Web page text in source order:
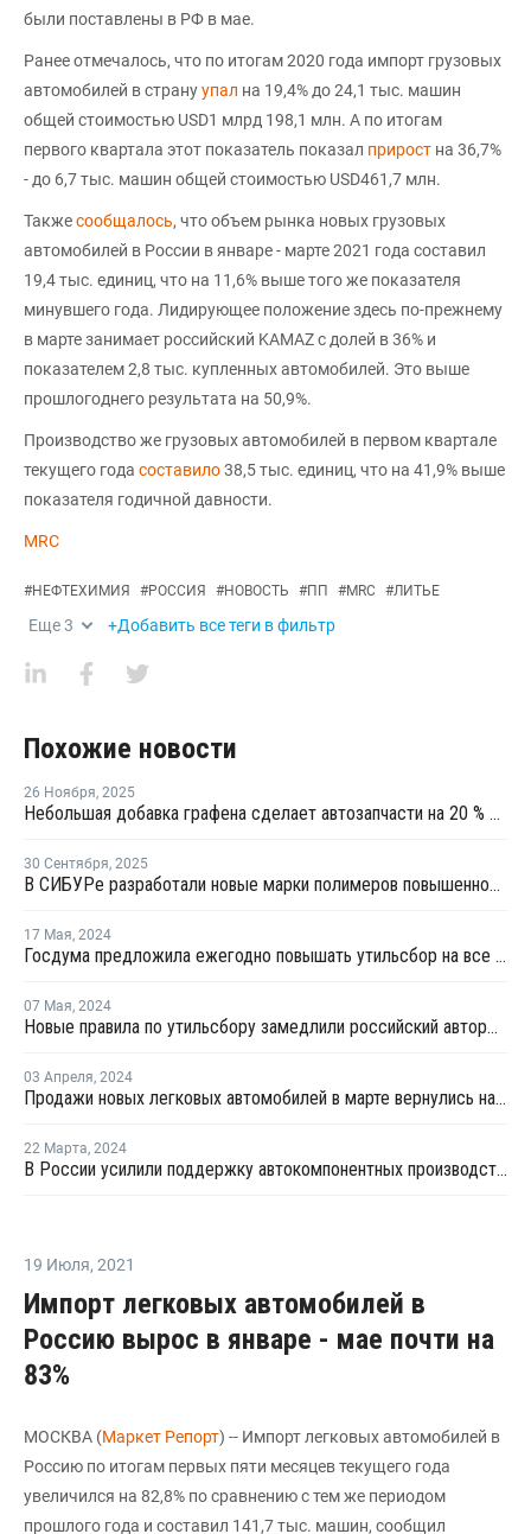
были поставлены в РФ в мае.
Ранее отмечалось, что по итогам 2020 года импорт грузовых
автомобилей в странуупал на 19,4% до 24,1 тыс. машин
общей стоимостью USD1 млрд 198,1 млн. А по итогам
первого квартала этот показатель показал прирост на 36,7%
- до 6,7 тыс. машин общей стоимостью USD461,7 млн.
Такжесообщалось, что объем рынка новых грузовых
автомобилей в России в январе - марте 2021 года составил
19,4 тыс. единиц, что на 11,6% выше того же показателя
минувшего года. Лидирующее положение здесь по-прежнему
в марте занимает российский KAMAZ с долей в 36% и
показателем 2,8 тыс. купленных автомобилей. Это выше
прошлогоднего результата на 50,9%.
Производство же грузовых автомобилей в первом квартале
текущего года составило38,5 тыс. единиц, что на 41,9% выше
показателя годичной давности.
MRC
#НЕФТЕХИМИЯ #РОССИЯ #НОВОСТЬ #ПП #MRC #ЛИТЬЕ
Еще3 +Добавить все теги в фильтр
Похожие новости
26 Ноября, 2025
Небольшая добавка графена сделает автозапчасти на 20 % прочнее и на 18 % легче
30 Сентября, 2025
В СИБУРе разработали новые марки полимеров повышенной прочности
17 Мая, 2024
Госдума предложила ежегодно повышать утильсбор на все автомобили
07 Мая, 2024
Новые правила по утильсбору замедлили российский авторынок в апреле
03 Апреля, 2024
Продажи новых легковых автомобилей в марте вернулись на докризисный уровень
22 Марта, 2024
В России усилили поддержку автокомпонентных производств деньгами ФРП
19 Июля, 2021
Импорт легковых автомобилей в
Россию вырос в январе - мае почти на
83%
МОСКВА (Маркет Репорт) -- Импорт легковых автомобилей в
Россию по итогам первых пяти месяцев текущего года
увеличился на 82,8% по сравнению с тем же периодом
прошлого года и составил 141,7 тыс. машин, сообщил